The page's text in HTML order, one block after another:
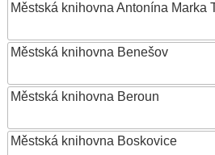
Městská knihovna Antonína Marka
Městská knihovna Benešov
Městská knihovna Beroun
Městská knihovna Boskovice